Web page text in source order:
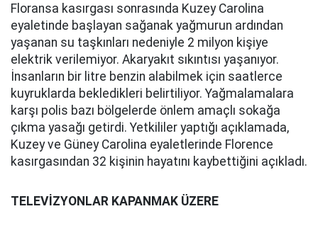
Floransa kasırgası sonrasında Kuzey Carolina
eyaletinde başlayan sağanak yağmurun ardından
yaşanan su taşkınları nedeniyle 2 milyon kişiye
elektrik verilemiyor. Akaryakıt sıkıntısı yaşanıyor.
İnsanların bir litre benzin alabilmek için saatlerce
kuyruklarda bekledikleri belirtiliyor. Yağmalamalara
karşı polis bazı bölgelerde önlem amaçlı sokağa
çıkma yasağı getirdi. Yetkililer yaptığı açıklamada,
Kuzey ve Güney Carolina eyaletlerinde Florence
kasırgasından 32 kişinin hayatını kaybettiğini açıkladı.
TELEVİZYONLAR KAPANMAK ÜZERE